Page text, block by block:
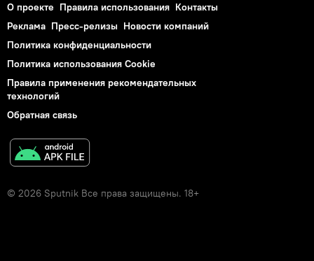
О проекте Правила использования Контакты
Реклама Пресс-релизы Новости компаний
Политика конфиденциальности
Политика использования Cookie
Правила применения рекомендательных
технологий
Обратная связь
© 2026 Sputnik Все права защищены. 18+